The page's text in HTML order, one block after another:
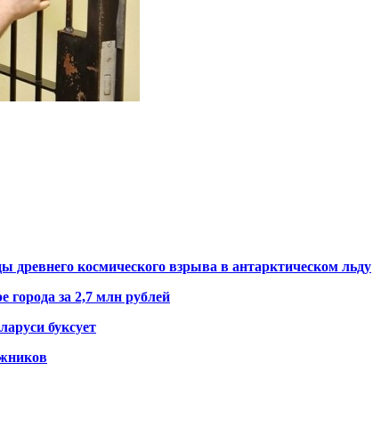
космического взрыва в антарктическом льду
города за 2,7 млн рублей
буксует